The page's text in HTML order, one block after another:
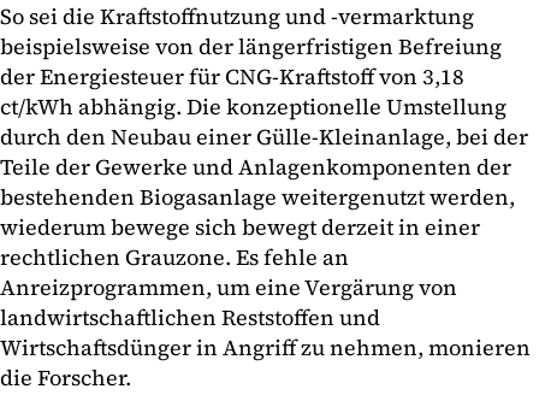
So sei die Kraftstoffnutzung und -vermarktung
beispielsweise von der längerfristigen Befreiung
der Energiesteuer für CNG-Kraftstoff von 3,18
ct/kWh abhängig. Die konzeptionelle Umstellung
durch den Neubau einer Gülle-Kleinanlage, bei der
Teile der Gewerke und Anlagenkomponenten der
bestehenden Biogasanlage weitergenutzt werden,
wiederum bewege sich bewegt derzeit in einer
rechtlichen Grauzone. Es fehle an
Anreizprogrammen, um eine Vergärung von
landwirtschaftlichen Reststoffen und
Wirtschaftsdünger in Angriff zu nehmen, monieren
die Forscher.